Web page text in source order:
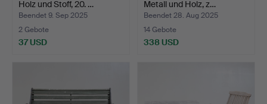
Holz und Stoff, 20. …
Beendet 9. Sep 2025
2 Gebote
37 USD
Metall und Holz, z…
Beendet 28. Aug 2025
14 Gebote
338 USD